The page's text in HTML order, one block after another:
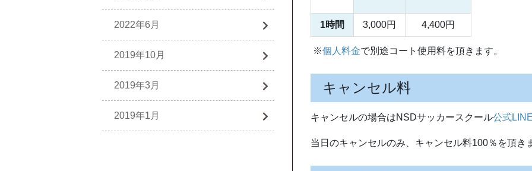
1時間 3,000円 4,400円
※個人料金で別途コート使用料を頂きます。
キャンセル料
キャンセルの場合はNSDサッカースクール公式
当日のキャンセルのみ、キャンセル料100％を頂き
2022年6月
2019年10月
2019年3月
2019年1月